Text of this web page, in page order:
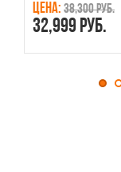
Цена: 38,300 руб.
32,999 руб.